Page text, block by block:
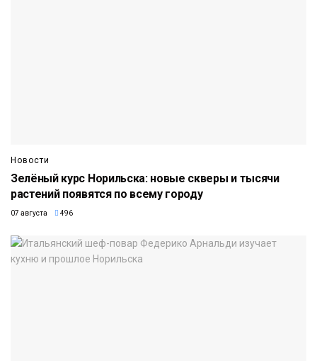
Новости
Зелёный курс Норильска: новые скверы и тысячи
растений появятся по всему городу
07 августа 496